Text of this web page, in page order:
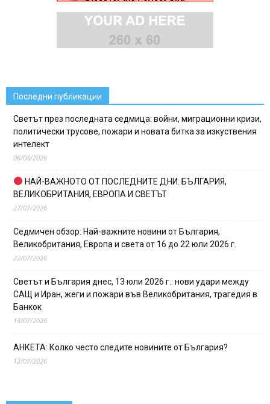
Последни публикации
Светът през последната седмица: войни, миграционни кризи,
политически трусове, пожари и новата битка за изкуствения
интелект
06/08/2026
НАЙ-ВАЖНОТО ОТ ПОСЛЕДНИТЕ ДНИ: БЪЛГАРИЯ,
ВЕЛИКОБРИТАНИЯ, ЕВРОПА И СВЕТЪТ
27/07/2026
Седмичен обзор: Най-важните новини от България,
Великобритания, Европа и света от 16 до 22 юли 2026 г.
22/07/2026
Светът и България днес, 13 юли 2026 г.: нови удари между
САЩ и Иран, жеги и пожари във Великобритания, трагедия в
Банкок
13/07/2026
АНКЕТА: Колко често следите новините от България?
12/07/2026